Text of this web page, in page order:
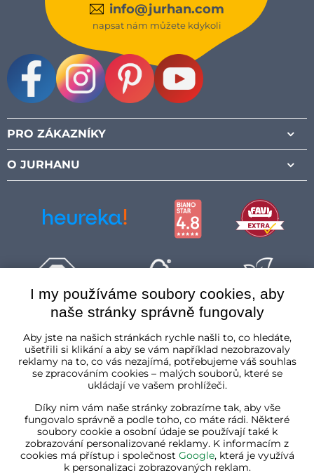
info@jurhan.com
napsat nám můžete kdykoli
PRO ZÁKAZNÍKY
O JURHANU
I my používáme soubory cookies, aby
naše stránky správně fungovaly
Aby jste na našich stránkách rychle našli to, co hledáte,
ušetřili si klikání a aby se vám například nezobrazovaly
reklamy na to, co vás nezajímá, potřebujeme váš souhlas
se zpracováním cookies – malých souborů, které se
ukládají ve vašem prohlížeči.
Díky nim vám naše stránky zobrazíme tak, aby vše
fungovalo správně a podle toho, co máte rádi. Některé
soubory cookie a osobní údaje se používají také k
zobrazování personalizované reklamy. K informacím z
cookies má přístup i společnost Google, která je využívá
k personalizaci zobrazovaných reklam.